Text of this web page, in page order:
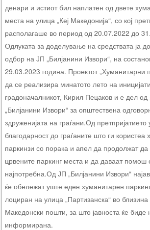
денари и истиот бил наплатен од двете
места на улица „Кеј Македонија“, со кој
располагаше во период од 20.07.2022 до
Одлуката за доделување на средствата ја
одбор на ЈП „Билјанини Извори“, на
29.03.2023 година. Проектот „Хуманитарни
да се реализира минатото лето на
градоначалникот, Кирил Пецаков и е дел
„Билјанини Извори“ за општествена
здруженијата на граѓани.Од претпријатието
благодарност до граѓаните што ги користеа
паркинзи со порака и апел да продолжат да
црвените паркинг места и да даваат
најпотребна.Од ЈП „Билјанини Извори“
ќе обележат уште еден хуманитарен
лоциран на улица „Партизанска“ во
Македонски пошти, за што јавноста ќе
информирана.